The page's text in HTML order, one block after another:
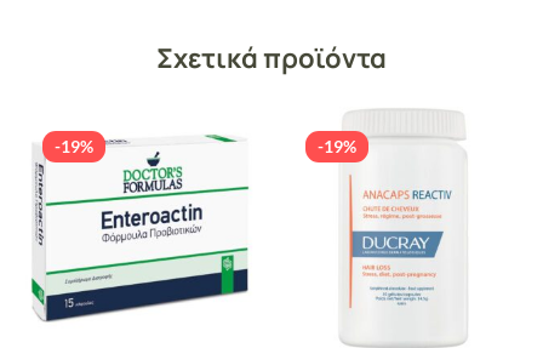
Σχετικά προϊόντα
-19% -19%